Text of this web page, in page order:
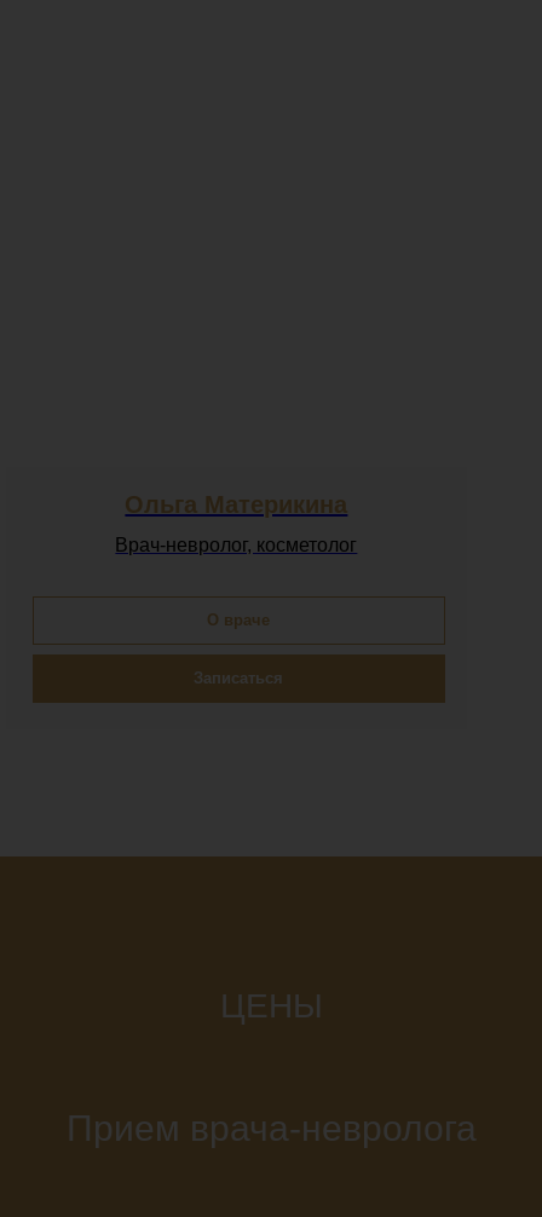
Ольга Материкина
Врач-невролог, косметолог
О враче
Записаться
ЦЕНЫ
Прием врача-невролога